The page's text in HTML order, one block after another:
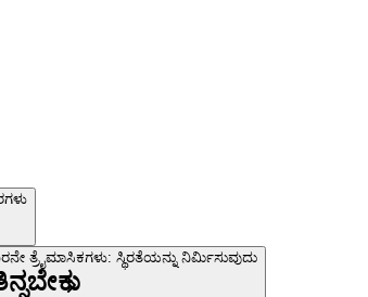
ತ್ರೈಮಾಸಿಕಗಳು: ಸ್ಥಿರತೆಯನ್ನು ನಿರ್ಮಿಸುವುದು